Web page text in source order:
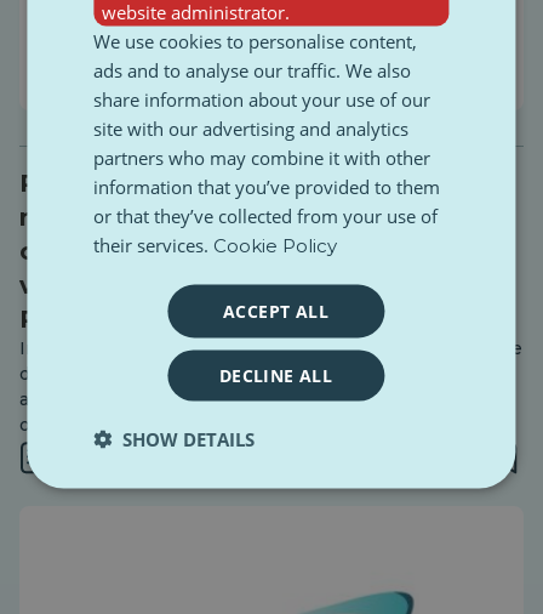
PulseZ | Aflevering 27: Wat gebeurt er
met banen, leren en onze persoonlijke
ontwikkeling wanneer AI overal deel
van uitmaakt? Deel 2 met Bogdan
Runcean
In deel 2 van ons gesprek met Bogdan Runcean gaan we
dieper in op hoe kunstmatige intelligentie de regels nu
al verandert, met name op het gebied van werk en
onderwijs.
website administrator.
We use cookies to personalise content,
ads and to analyse our traffic. We also
share information about your use of our
site with our advertising and analytics
partners who may combine it with other
information that you’ve provided to them
or that they’ve collected from your use of
their services. Cookie Policy
ACCEPT ALL
DECLINE ALL
SHOW DETAILS